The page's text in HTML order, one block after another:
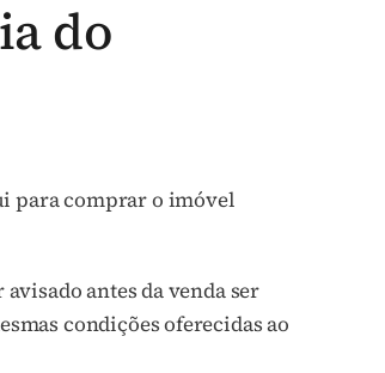
do
para comprar o imóvel
antes da venda ser
condições oferecidas ao